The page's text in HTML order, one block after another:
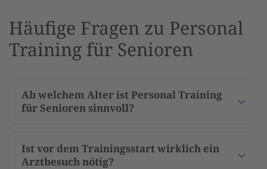
Häufige Fragen zu Personal
Training für Senioren
Ab welchem Alter ist Personal Training
für Senioren sinnvoll?
Ist vor dem Trainingsstart wirklich ein
Arztbesuch nötig?